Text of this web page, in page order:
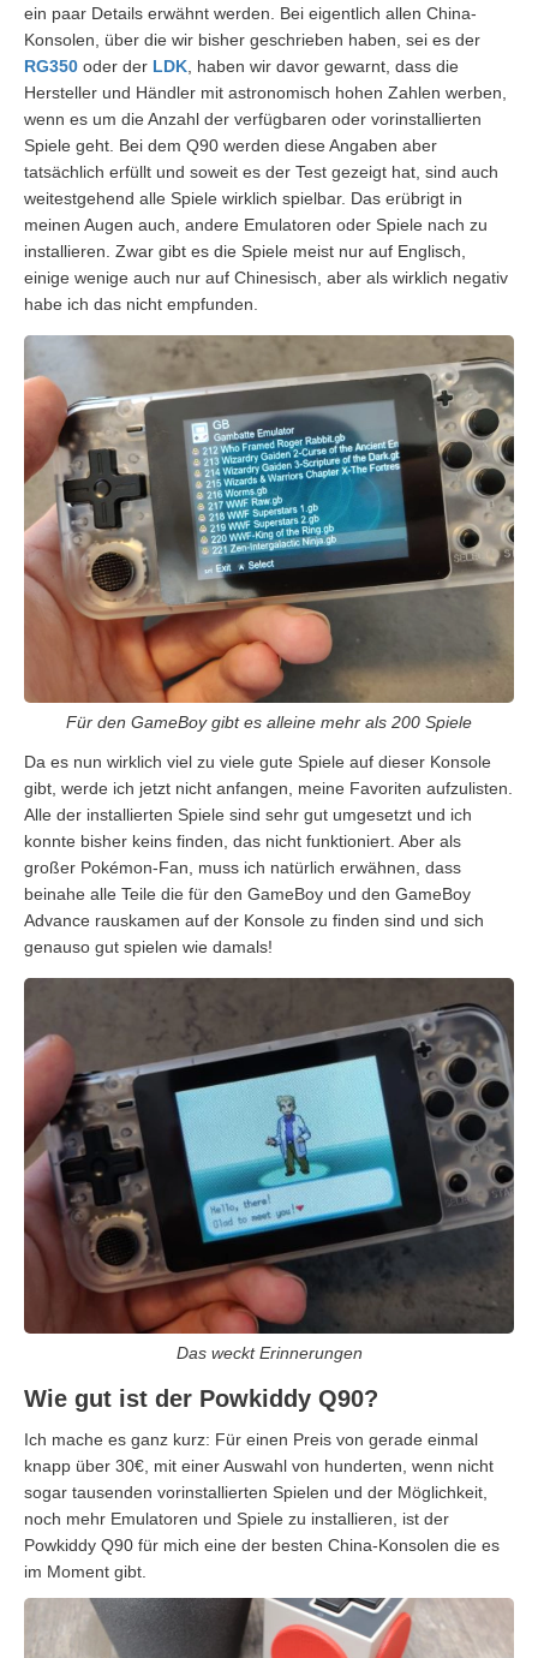
ein paar Details erwähnt werden. Bei eigentlich allen China-
Konsolen, über die wir bisher geschrieben haben, sei es der
RG350 oder der LDK , haben wir davor gewarnt, dass die
Hersteller und Händler mit astronomisch hohen Zahlen werben,
wenn es um die Anzahl der verfügbaren oder vorinstallierten
Spiele geht. Bei dem Q90 werden diese Angaben aber
tatsächlich erfüllt und soweit es der Test gezeigt hat, sind auch
weitestgehend alle Spiele wirklich spielbar. Das erübrigt in
meinen Augen auch, andere Emulatoren oder Spiele nach zu
installieren. Zwar gibt es die Spiele meist nur auf Englisch,
einige wenige auch nur auf Chinesisch, aber als wirklich negativ
habe ich das nicht empfunden.
Für den GameBoy gibt es alleine mehr als 200 Spiele
Da es nun wirklich viel zu viele gute Spiele auf dieser Konsole
gibt, werde ich jetzt nicht anfangen, meine Favoriten aufzulisten.
Alle der installierten Spiele sind sehr gut umgesetzt und ich
konnte bisher keins finden, das nicht funktioniert. Aber als
großer Pokémon-Fan, muss ich natürlich erwähnen, dass
beinahe alle Teile die für den GameBoy und den GameBoy
Advance rauskamen auf der Konsole zu finden sind und sich
genauso gut spielen wie damals!
Das weckt Erinnerungen
Wie gut ist der Powkiddy Q90?
Ich mache es ganz kurz: Für einen Preis von gerade einmal
knapp über 30€, mit einer Auswahl von hunderten, wenn nicht
sogar tausenden vorinstallierten Spielen und der Möglichkeit,
noch mehr Emulatoren und Spiele zu installieren, ist der
Powkiddy Q90 für mich eine der besten China-Konsolen die es
im Moment gibt.